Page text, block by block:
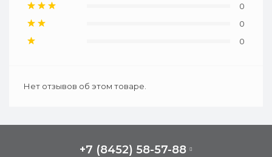
0
0
0
Нет отзывов об этом товаре.
+7 (8452) 58-57-88